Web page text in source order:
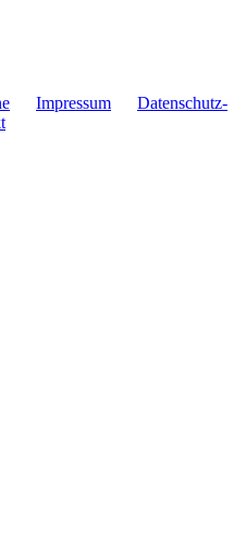
Impres­sum
Daten­schutz­